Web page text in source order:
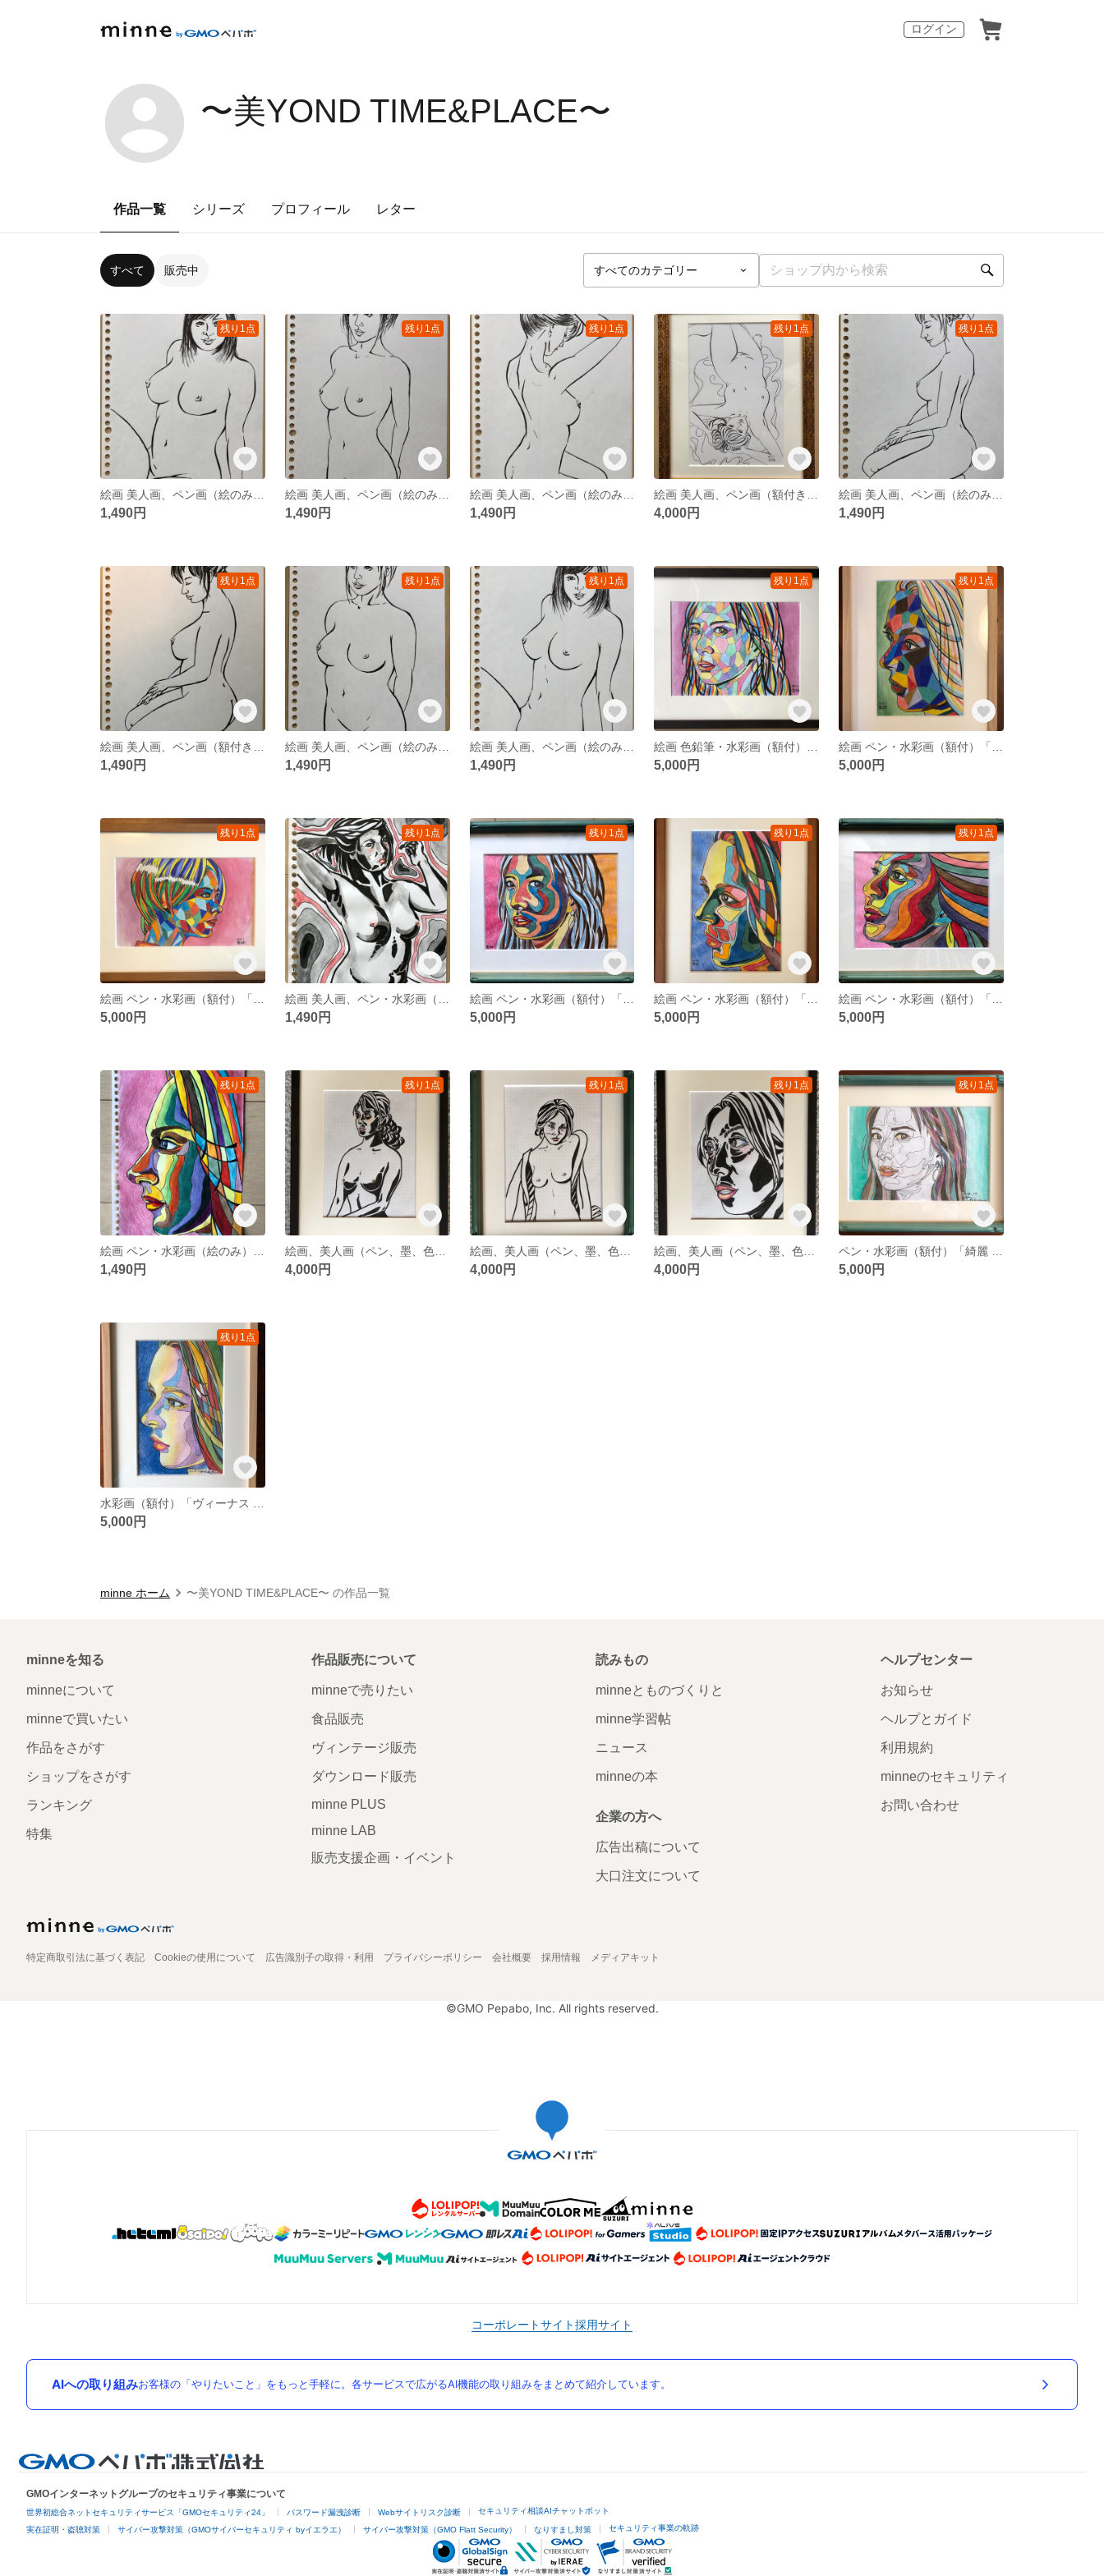
ログイン
〜美YOND TIME&PLACE〜
作品一覧 シリーズ プロフィール レター
すべて 販売中
残り1点
1,490円
残り1点
1,490円
残り1点
1,490円
残り1点
4,000円
残り1点
1,490円
残り1点
1,490円
残り1点
1,490円
残り1点
1,490円
残り1点
5,000円
残り1点
5,000円
残り1点
5,000円
残り1点
1,490円
残り1点
5,000円
残り1点
5,000円
残り1点
5,000円
残り1点
1,490円
残り1点
絵画、美人画（ペン、墨、色鉛筆）額付 「トリロジーⅢ Restart」中川雲林
4,000円
残り1点
絵画、美人画（ペン、墨、色鉛筆）額付「トリロジーII Heartbreak」中川雲林
4,000円
残り1点
4,000円
残り1点
5,000円
残り1点
5,000円
minne ホーム 〜美YOND TIME&PLACE〜 の作品一覧
minneを知る
minneについて
minneで買いたい
作品をさがす
ショップをさがす
ランキング
特集
作品販売について
minneで売りたい
食品販売
ヴィンテージ販売
ダウンロード販売
minne PLUS
minne LAB
販売支援企画・イベント
読みもの
minneとものづくりと
minne学習帖
ニュース
minneの本
企業の方へ
広告出稿について
大口注文について
ヘルプセンター
お知らせ
ヘルプとガイド
利用規約
minneのセキュリティ
お問い合わせ
特定商取引法に基づく表記 Cookieの使用について 広告識別子の取得・利用 プライバシーポリシー 会社概要 採用情報 メディアキット
©GMO Pepabo, Inc. All rights reserved.
コーポレートサイト採用サイト
AIへの取り組みお客様の「やりたいこと」をもっと手軽に。各サービスで広がるAI機能の取り組みをまとめて紹介しています。
GMOインターネットグループのセキュリティ事業について
世界初総合ネットセキュリティサービス「GMOセキュリティ24」 パスワード漏洩診断 Webサイトリスク診断 セキュリティ相談AIチャットボット
実在証明・盗聴対策 サイバー攻撃対策（GMOサイバーセキュリティ byイエラエ） サイバー攻撃対策（GMO Flatt Security） なりすまし対策 セキュリティ事業の軌跡